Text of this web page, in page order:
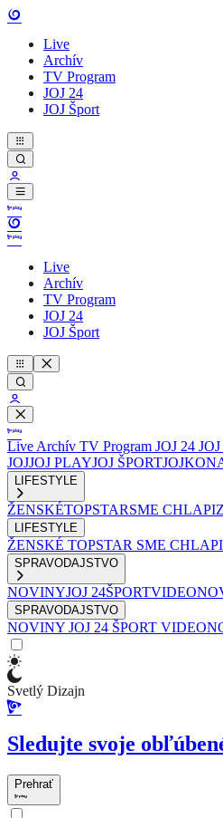
Live
Archív
TV Program
JOJ 24
JOJ Šport
Live
Archív
TV Program
JOJ 24
JOJ Šport
Live Archív TV Program JOJ 24
JOJJOJ PLAYJOJ ŠPORTJOJKO
LIFESTYLE
ŽENSKÉTOPSTARSME CHLAPI
LIFESTYLE
ŽENSKÉ TOPSTAR SME CHLAPI
SPRAVODAJSTVO
NOVINYJOJ 24ŠPORT
SPRAVODAJSTVO
NOVINY JOJ 24 ŠPORT
Svetlý Dizajn
Sledujte svoje
Prehrať